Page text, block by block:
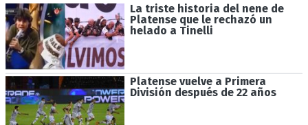
La triste historia del nene de
Platense que le rechazó un
helado a Tinelli
Platense vuelve a Primera
División después de 22 años